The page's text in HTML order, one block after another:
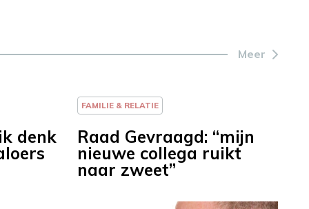
Meer
denk
FAMILIE & RELATIE
Raad Gevraagd: “mijn
nieuwe collega ruikt
naar zweet”